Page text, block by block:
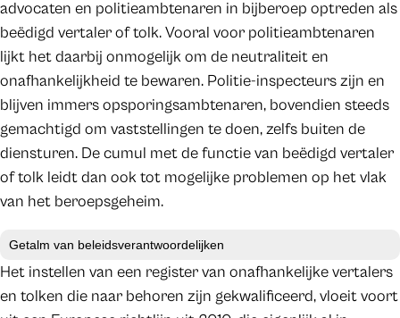
advocaten en politieambtenaren in bijberoep optreden als
beëdigd vertaler of tolk. Vooral voor politieambtenaren
lijkt het daarbij onmogelijk om de neutraliteit en
onafhankelijkheid te bewaren. Politie-inspecteurs zijn en
blijven immers opsporingsambtenaren, bovendien steeds
gemachtigd om vaststellingen te doen, zelfs buiten de
diensturen. De cumul met de functie van beëdigd vertaler
of tolk leidt dan ook tot mogelijke problemen op het vlak
van het beroepsgeheim.
Getalm van beleidsverantwoordelijken
Het instellen van een register van onafhankelijke vertalers
en tolken die naar behoren zijn gekwalificeerd, vloeit voort